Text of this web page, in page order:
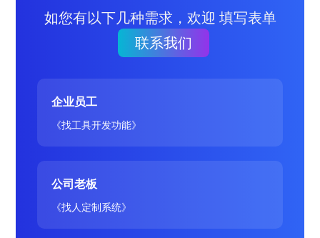
如您有以下几种需求，欢迎 填写表单
联系我们
企业员工
《找工具开发功能》
公司老板
《找人定制系统》